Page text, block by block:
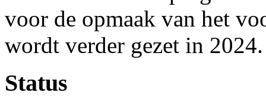
voor de opmaak van het
wordt verder gezet in 2024.
Status